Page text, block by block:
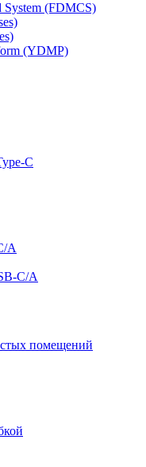
System (FDMCS)
(YDMP)
C
A
C/A
помещений